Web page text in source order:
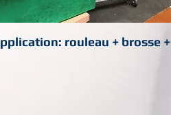
rouleau + brosse +